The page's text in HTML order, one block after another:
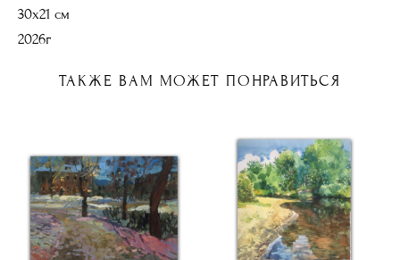
30х21 см
2026г
ТАКЖЕ ВАМ МОЖЕТ ПОНРАВИТЬСЯ